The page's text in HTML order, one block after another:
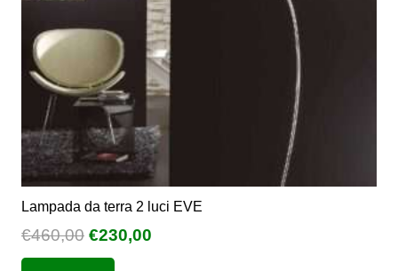
Lampada da terra 2 luci EVE
€460,00 Il
prezzo
€230,00